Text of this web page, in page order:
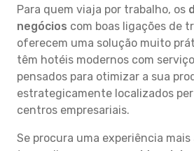
Para quem viaja por trabalho, os
negócios com boas ligações de
oferecem uma solução muito
têm hotéis modernos com
pensados para otimizar a sua
estrategicamente localizados
centros empresariais.
Se procura uma experiência